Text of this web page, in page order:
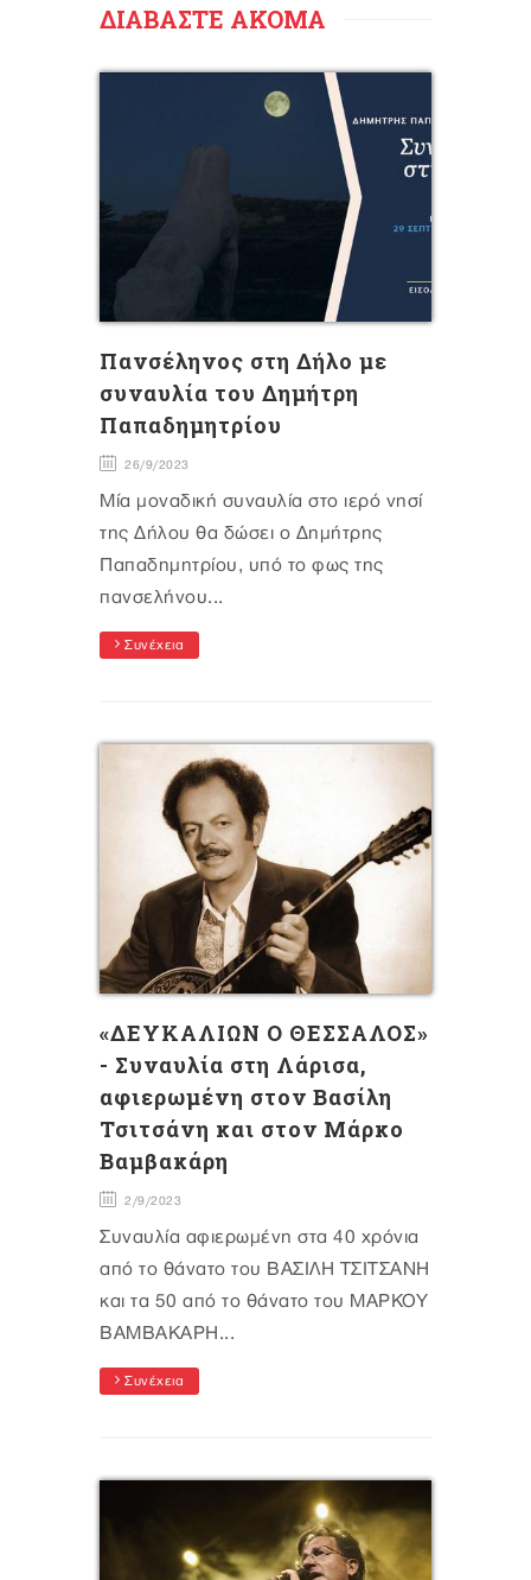
ΔΙΑΒΑΣΤΕ ΑΚΟΜΑ
Πανσέληνος στη Δήλο με
συναυλία του Δημήτρη
Παπαδημητρίου
26/9/2023
Μία μοναδική συναυλία στο ιερό νησί
της Δήλου θα δώσει ο Δημήτρης
Παπαδημητρίου, υπό το φως της
πανσελήνου...
Συνέχεια
«ΔΕΥΚΑΛΙΩΝ Ο ΘΕΣΣΑΛΟΣ»
- Συναυλία στη Λάρισα,
αφιερωμένη στον Βασίλη
Τσιτσάνη και στον Μάρκο
Βαμβακάρη
2/9/2023
Συναυλία αφιερωμένη στα 40 χρόνια
από το θάνατο του ΒΑΣΙΛΗ ΤΣΙΤΣΑΝΗ
και τα 50 από το θάνατο του ΜΑΡΚΟΥ
ΒΑΜΒΑΚΑΡΗ...
Συνέχεια